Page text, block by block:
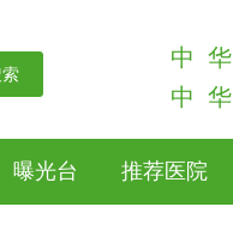
中 华
中 华
曝光台 推荐医院